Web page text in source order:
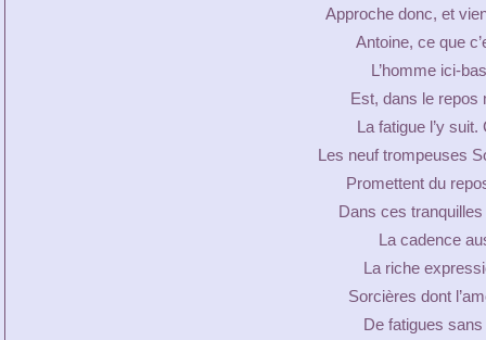
Approche donc, et
Antoine, ce que
L’homme ici-
Est, dans le repos
La fatigue l’y
Les neuf trompeuses
Promettent du
Dans ces
La cadence
La riche
Sorcières dont
De fatigues